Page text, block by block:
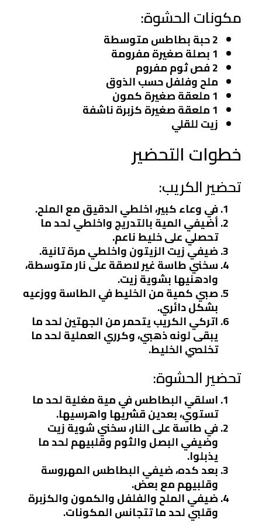
مكونات الحشوة:
2 حبة بطاطس متوسطة
1 بصلة صغيرة مفرومة
2 فص ثوم مفروم
ملح وفلفل حسب الذوق
1 ملعقة صغيرة كمون
1 ملعقة صغيرة كزبرة ناشفة
زيت للقلي
خطوات التحضير
تحضير الكريب:
في وعاء كبير، اخلطي الدقيق مع الملح.
أضيفي المية بالتدريج واخلطي لحد ما
تحصلي على خليط ناعم.
ضيفي زيت الزيتون واخلطي مرة تانية.
سخني طاسة غير لاصقة على نار متوسطة،
وادهنيها بشوية زيت.
صبي كمية من الخليط في الطاسة ووزعيه
بشكل دائري.
اتركي الكريب يتحمر من الجهتين لحد ما
يبقى لونه ذهبي، وكرري العملية لحد ما
تخلصي الخليط.
تحضير الحشوة:
اسلقي البطاطس في مية مغلية لحد ما
تستوي، بعدين قشريها واهرسيها.
في طاسة على النار، سخني شوية زيت
وضيفي البصل والثوم وقلبيهم لحد ما
يذبلوا.
بعد كده، ضيفي البطاطس المهروسة
وقلبيهم مع بعض.
ضيفي الملح والفلفل والكمون والكزبرة
وقلبي لحد ما تتجانس المكونات.